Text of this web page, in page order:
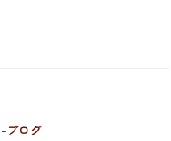
-ブログ